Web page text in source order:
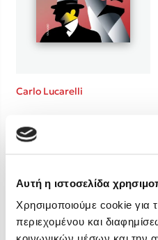
Αυτή η ιστοσελίδα
Χρησιμοποιούμε cookie για
περιεχομένου και
Ιωάννης
Ένας
Πάνω,
Carlo Lucarelli
Η τριλογία του φασισμού
Τιμή εκδότη 16.60€
Τιμή dioptra.gr 14.94€